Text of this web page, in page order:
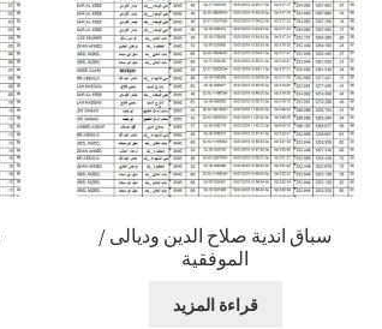
سباق اندية صلاح الدين وديالى /
الموفقية
قراءة المزيد